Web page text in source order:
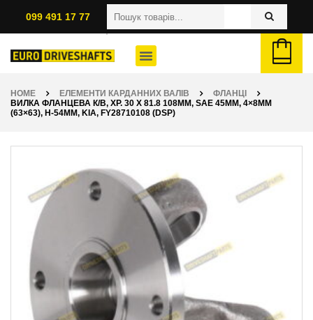
099 491 17 77
HOME ЕЛЕМЕНТИ КАРДАННИХ ВАЛІВ
ФЛАНЦІ
ВИЛКА ФЛАНЦЕВА К/В, ХР. 30 X 81.8 108ММ, SAE 45ММ, 4×8ММ
(63×63), H-54ММ, KIA, FY28710108 (DSP)